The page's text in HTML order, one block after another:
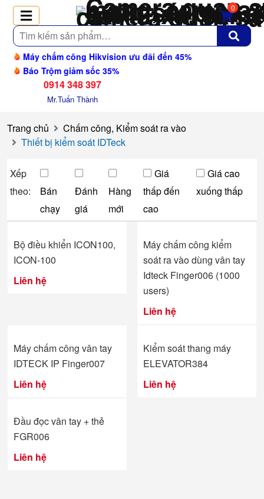
Tìm
kiếm
Máy chấm công Hikvision ưu đãi đến 45%
Báo Trộm giảm sốc 35%
0
0914 348 397
Mr.Tuấn Thành
Trang chủ
Chấm công, Kiểm soát ra vào
Thiết bị kiểm soát IDTeck
Xếp
theo:
Bán
chạy
Đánh
giá
Hàng
mới
Giá
thấp đến
cao
Giá cao
xuống thấp
Bộ điều khiển ICON100,
ICON-100
Liên hệ
Máy chấm công kiểm
soát ra vào dùng vân tay
Idteck Finger006 (1000
users)
Liên hệ
Máy chấm công vân tay
IDTECK IP Finger007
Liên hệ
Kiểm soát thang máy
ELEVATOR384
Liên hệ
Đầu đọc vân tay + thẻ
FGR006
Liên hệ